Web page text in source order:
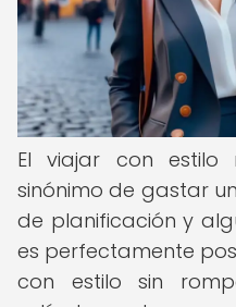
El viajar con
sinónimo de gastar
de planificación y
es perfectamente
con estilo sin